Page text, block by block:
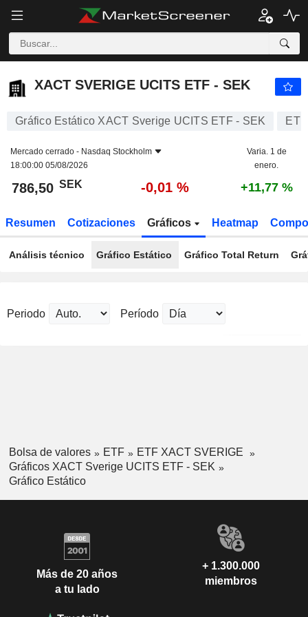
XACT SVERIGE UCITS ETF - SEK
Gráfico Estático XACT Sverige UCITS ETF - SEK ETF
Mercado cerrado - Nasdaq Stockholm
18:00:00 05/08/2026
Varia. 1 de
enero.
786,50 SEK -0,01 % +11,77 %
Resumen Cotizaciones Gráficos Heatmap
Análisis técnico Gráfico Estático Gráfico Total Return
Periodo Período
Bolsa de valores ETF
ETF XACT SVERIGE
Gráficos XACT Sverige UCITS ETF - SEK
Gráfico Estático
Más de 20 años
a tu lado
+ 1.300.000
miembros